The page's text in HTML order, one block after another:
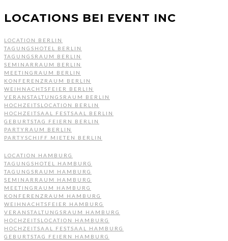
LOCATIONS BEI EVENT INC
LOCATION BERLIN
TAGUNGSHOTEL BERLIN
TAGUNGSRAUM BERLIN
SEMINARRAUM BERLIN
MEETINGRAUM BERLIN
KONFERENZRAUM BERLIN
WEIHNACHTSFEIER BERLIN
VERANSTALTUNGSRAUM BERLIN
HOCHZEITSLOCATION BERLIN
HOCHZEITSAAL FESTSAAL BERLIN
GEBURTSTAG FEIERN BERLIN
PARTYRAUM BERLIN
PARTYSCHIFF MIETEN BERLIN
LOCATION HAMBURG
TAGUNGSHOTEL HAMBURG
TAGUNGSRAUM HAMBURG
SEMINARRAUM HAMBURG
MEETINGRAUM HAMBURG
KONFERENZRAUM HAMBURG
WEIHNACHTSFEIER HAMBURG
VERANSTALTUNGSRAUM HAMBURG
HOCHZEITSLOCATION HAMBURG
HOCHZEITSAAL FESTSAAL HAMBURG
GEBURTSTAG FEIERN HAMBURG